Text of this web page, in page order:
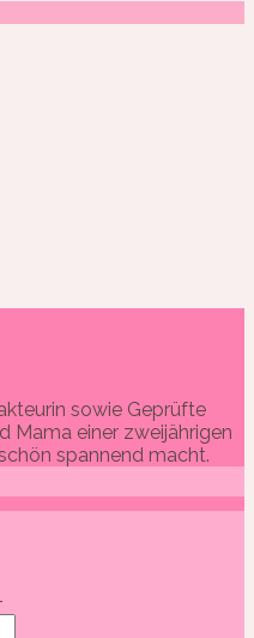
sowie Geprüfte
Mama einer zweijährigen
spannend macht.